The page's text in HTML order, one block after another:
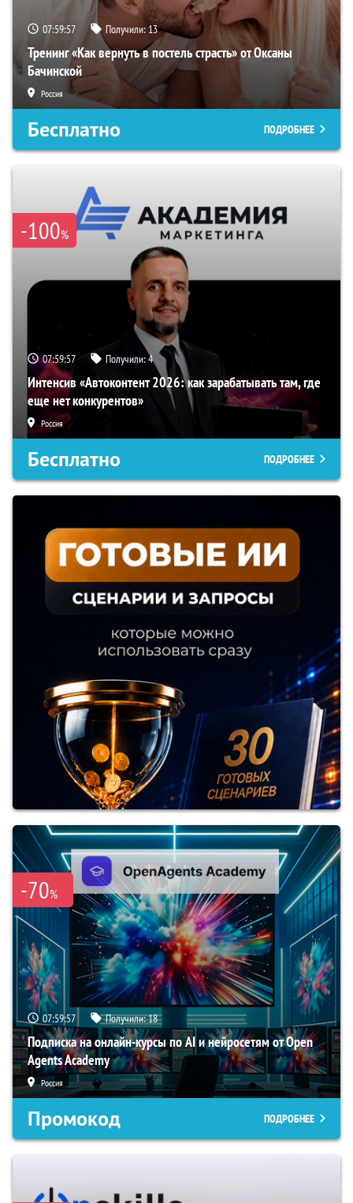
07:59:56 Получили:13
Тренинг «Как вернуть в постель страсть» от Оксаны
Бачинской
Россия
Бесплатно ПОДРОБНЕЕ
-100%
07:59:56 Получили:4
Интенсив «Автоконтент 2026: как зарабатывать там, где
еще нет конкурентов»
Россия
Бесплатно ПОДРОБНЕЕ
-70%
07:59:56 Получили:18
Подписка на онлайн-курсы по AI и нейросетям от Open
Agents Academy
Россия
Промокод ПОДРОБНЕЕ